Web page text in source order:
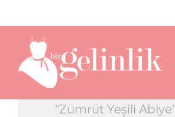
"Zümrüt Yeşili